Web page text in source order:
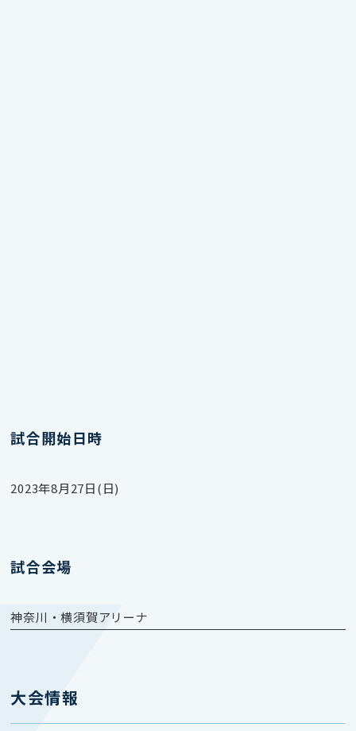
試合開始日時
2023年8月27日(日)
試合会場
神奈川・横須賀アリーナ
大会情報